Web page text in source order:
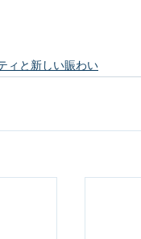
ィと新しい賑わい